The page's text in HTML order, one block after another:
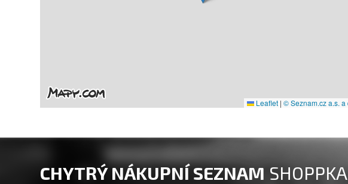
Leaflet | © Seznam.cz a.s. a
CHYTRÝ NÁKUPNÍ SEZNAM SHOPPKA